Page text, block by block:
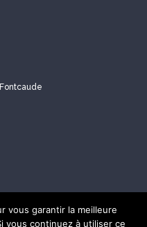
vous garantir la meilleure
vous continuez à utiliser ce